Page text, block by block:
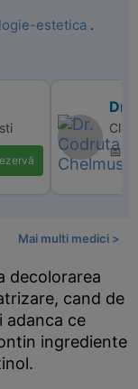
estetica .
Dr.
📅
Mai multi medici >
decolorarea
cand de
adanca ce
ingrediente